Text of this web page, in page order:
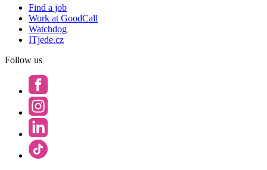
Find a job
Work at GoodCall
Watchdog
ITjede.cz
Follow us